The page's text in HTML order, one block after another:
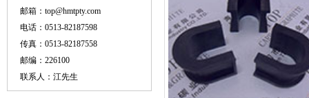
邮箱：top@hmtpty.com
电话：0513-82187598
传真：0513-82187558
邮编：226100
联系人：江先生